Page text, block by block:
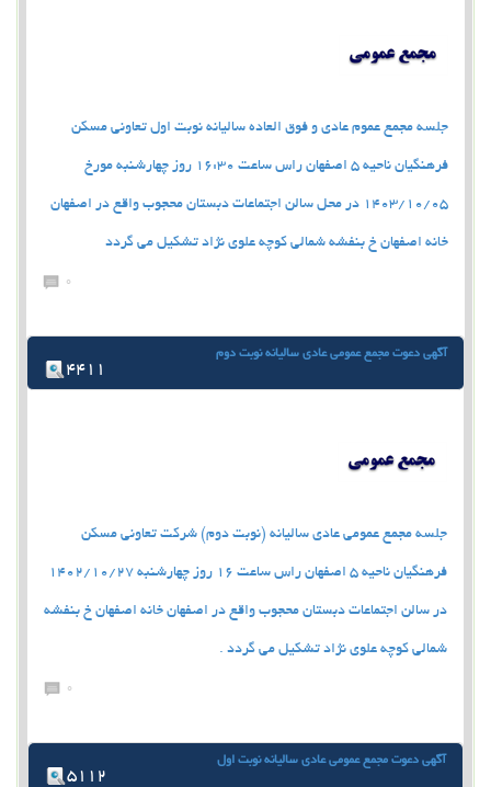
جلسه مجمع عموم عادی و فوق العاده سالیانه نوبت اول تعاونی مسکن
فرهنگیان ناحیه 5 اصفهان راس ساعت 16:30 روز چهارشنبه مورخ
1403/10/05 در محل سالن اجتماعات دبستان محجوب واقع در اصفهان
خانه اصفهان خ بنفشه شمالی کوچه علوی نژاد تشکیل می گردد
0
آگهي دعوت مجمع عمومي عادي ساليانه نوبت دوم
4411
جلسه مجمع عمومی عادی سالیانه (نوبت دوم) شرکت تعاونی مسکن
فرهنگیان ناحیه 5 اصفهان راس ساعت 16 روز چهارشنبه 1402/10/27
در سالن اجتماعات دبستان محجوب واقع در اصفهان خانه اصفهان خ بنفشه
شمالی کوچه علوی نژاد تشکیل می گردد .
0
آگهی دعوت مجمع عمومی عادی سالیانه نوبت اول
5112